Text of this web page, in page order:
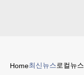
Home최신뉴스로컬뉴스